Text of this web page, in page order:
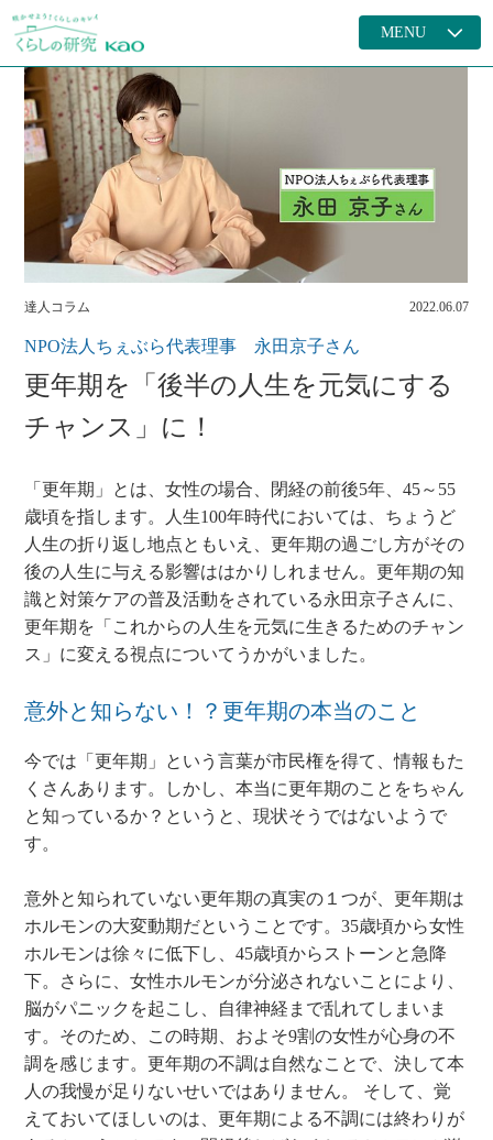
MENU
達人コラム 2022.06.07
NPO法人ちぇぶら代表理事 永田京子さん
更年期を「後半の人生を元気にする
チャンス」に！
「更年期」とは、女性の場合、閉経の前後5年、45～55
歳頃を指します。人生100年時代においては、ちょうど
人生の折り返し地点ともいえ、更年期の過ごし方がその
後の人生に与える影響ははかりしれません。更年期の知
識と対策ケアの普及活動をされている永田京子さんに、
更年期を「これからの人生を元気に生きるためのチャン
ス」に変える視点についてうかがいました。
意外と知らない！？更年期の本当のこと
今では「更年期」という言葉が市民権を得て、情報もた
くさんあります。しかし、本当に更年期のことをちゃん
と知っているか？というと、現状そうではないようで
す。
意外と知られていない更年期の真実の１つが、更年期は
ホルモンの大変動期だということです。35歳頃から女性
ホルモンは徐々に低下し、45歳頃からストーンと急降
下。さらに、女性ホルモンが分泌されないことにより、
脳がパニックを起こし、自律神経まで乱れてしまいま
す。そのため、この時期、およそ9割の女性が心身の不
調を感じます。更年期の不調は自然なことで、決して本
人の我慢が足りないせいではありません。 そして、覚
えておいてほしいのは、更年期による不調には終わりが